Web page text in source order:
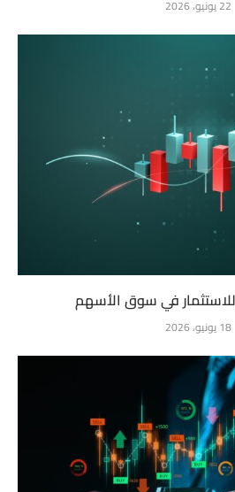
22 يونيو، 2026
للاستثمار في سوق الأسهم
18 يونيو، 2026